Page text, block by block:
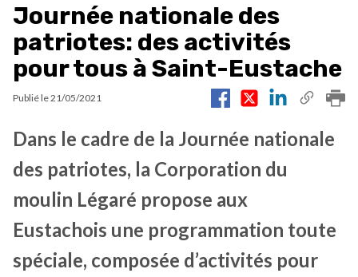
Journée nationale des
patriotes: des activités
pour tous à Saint-Eustache
Publié le21/05/2021
Dans le cadre de la Journée nationale
des patriotes, la Corporation du
moulin Légaré propose aux
Eustachois une programmation toute
spéciale, composée d’activités pour